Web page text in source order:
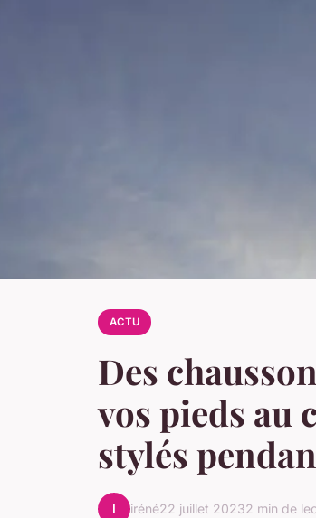
ACTU
Des
vos pieds au
stylés
I iréné22 juillet 20232 min de